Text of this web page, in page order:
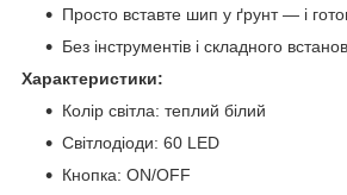
Просто вставте шип у ґрунт — і
Без інструментів і складного
Характеристики:
Колір світла: теплий білий
Світлодіоди: 60 LED
Кнопка: ON/OFF